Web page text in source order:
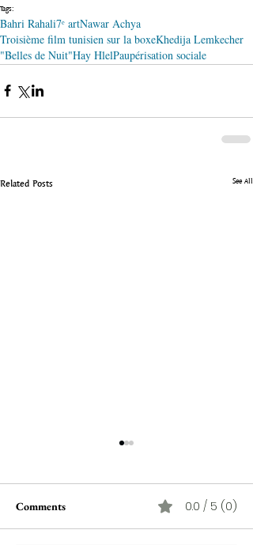
Tags:
Bahri Rahali7ᵉ artNawar Achya
Troisième film tunisien sur la boxeKhedija Lemkecher
"Belles de Nuit"Hay HlelPaupérisation sociale
Related Posts See All
Comments 0.0 / 5 (0)